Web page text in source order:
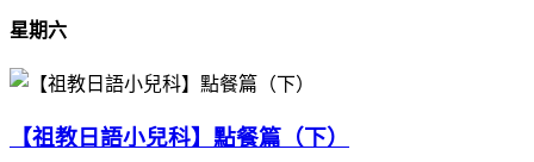
星期六
【祖教日語小兒科】點餐篇（下）